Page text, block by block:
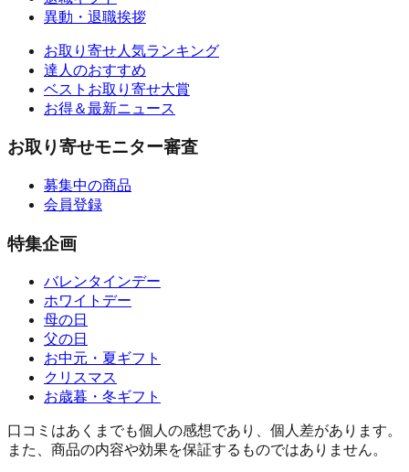
異動・退職挨拶
お取り寄せ人気ランキング
達人のおすすめ
ベストお取り寄せ大賞
お得＆最新ニュース
お取り寄せモニター審査
募集中の商品
会員登録
特集企画
バレンタインデー
ホワイトデー
母の日
父の日
お中元・夏ギフト
クリスマス
お歳暮・冬ギフト
口コミはあくまでも個人の感想であり、個人差があります。
また、商品の内容や効果を保証するものではありません。